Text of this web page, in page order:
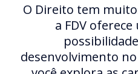
O Direito tem
a FDV
desenvolvimento